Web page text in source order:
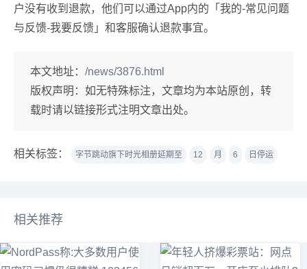
户没有收到退款，他们可以通过App内的「我的-常见问题
与反馈-我要反馈」和客服确认退款事宜。
本文地址： /news/3876.html
版权声明： 如无特殊标注，文章均为本站原创，转
载时请以链接形式注明文章出处。
相关标签： 字节跳动旗下时光相册延期至 12 月 6 日停运
相关推荐